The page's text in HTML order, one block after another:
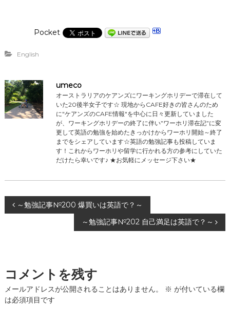
Pocket
English
umeco
オーストラリアのケアンズにワーキングホリデーで滞在して
いた20後半女子です☆ 現地からCAFE好きの皆さんのため
に"ケアンズのCAFE情報"を中心に日々更新していました
が、ワーキングホリデーの終了に伴い”ワーホリ滞在記”に変
更して英語の勉強を始めたきっかけからワーホリ開始～終了
までをシェアしています☆英語の勉強記事も投稿していま
す！これからワーホリや留学に行かれる方の参考にしていた
だけたら幸いです♪ ★お気軽にメッセージ下さい★
投
ビ
ゲ
～勉強記事№200 爆買いは英語で？～
～勉強記事№202 自己満足は英語で？～
コメントを残す
メールアドレスが公開されることはありません。 ※ が付いている欄
は必須項目です